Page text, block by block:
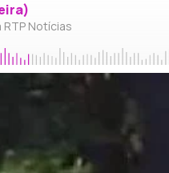
Notícias